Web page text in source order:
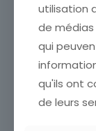
Scène de vie
CARTE
CAVAIGNAC
MAIRIE ET
CARTE
utilisation
de
qui
qu'ils ont
de leurs